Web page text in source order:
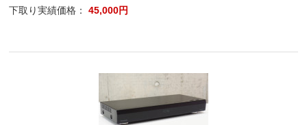
下取り実績価格：45,000円